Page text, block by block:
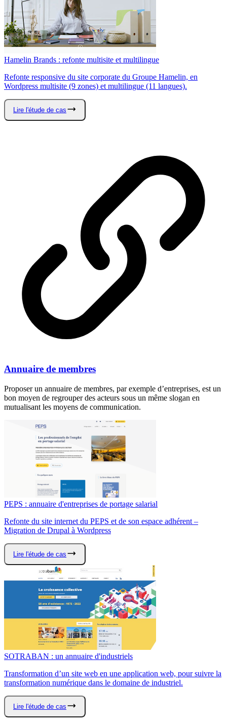
Hamelin Brands : refonte multisite et multilingue
Refonte responsive du site corporate du Groupe Hamelin, en
Wordpress multisite (9 zones) et multilingue (11 langues).
Lire l'étude de cas
Annuaire de membres
Proposer un annuaire de membres, par exemple d’entreprises, est un
bon moyen de regrouper des acteurs sous un même slogan en
mutualisant les moyens de communication.
PEPS : annuaire d'entreprises de portage salarial
Refonte du site internet du PEPS et de son espace adhérent –
Migration de Drupal à Wordpress
Lire l'étude de cas
SOTRABAN : un annuaire d'industriels
Transformation d’un site web en une application web, pour suivre la
transformation numérique dans le domaine de industriel.
Lire l'étude de cas